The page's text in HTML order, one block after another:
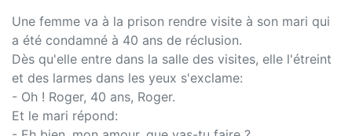
Une femme va à la prison rendre visite à son mari qui
a été condamné à 40 ans de réclusion.
Dès qu'elle entre dans la salle des visites, elle l'étreint
et des larmes dans les yeux s'exclame:
- Oh ! Roger, 40 ans, Roger.
Et le mari répond: